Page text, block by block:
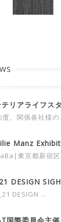
テリアライフス
度、関係各社様
Manz
東京都新宿
DESIGN
DESIGN ...
国際委員会主